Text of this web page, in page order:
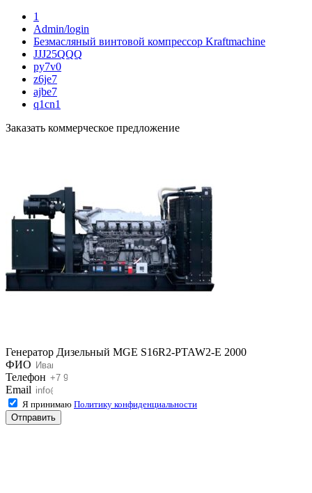
1
Admin/login
Безмасляный винтовой компрессор Kraftmaсhine
JJJ25QQQ
py7v0
z6je7
ajbe7
q1cn1
Заказать коммерческое предложение
Генератор Дизельный MGE S16R2-PTAW2-E 2000
ФИО
Телефон
Email
Я принимаю Политику конфиденциальности
Отправить